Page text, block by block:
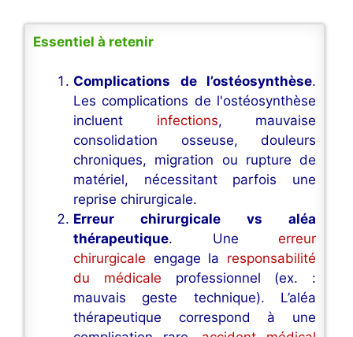
Essentiel à retenir
Complications de l’ostéosynthèse.
Les complications de l'ostéosynthèse
incluent infections, mauvaise
consolidation osseuse, douleurs
chroniques, migration ou rupture de
matériel, nécessitant parfois une
reprise chirurgicale.
Erreur chirurgicale vs aléa
thérapeutique. Une erreur
chirurgicale engage la responsabilité
du médicale professionnel (ex. :
mauvais geste technique). L’aléa
thérapeutique correspond à une